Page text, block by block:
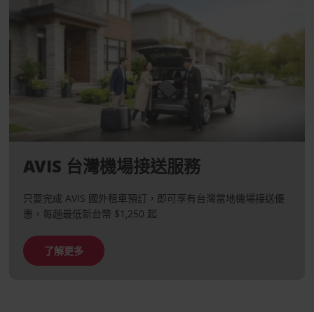
AVIS 台灣機場接送服務
只要完成 AVIS 國外租車預訂，即可享有台灣當地機場接送優
惠，每趟最低新台幣 $1,250 起
了解更多